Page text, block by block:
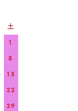
土
1
8
15
22
29